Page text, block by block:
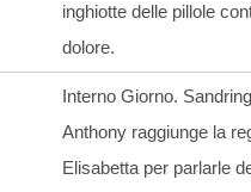
inghiotte delle pillole
dolore.
Interno Giorno.
Anthony raggiunge la
Elisabetta per parlarle